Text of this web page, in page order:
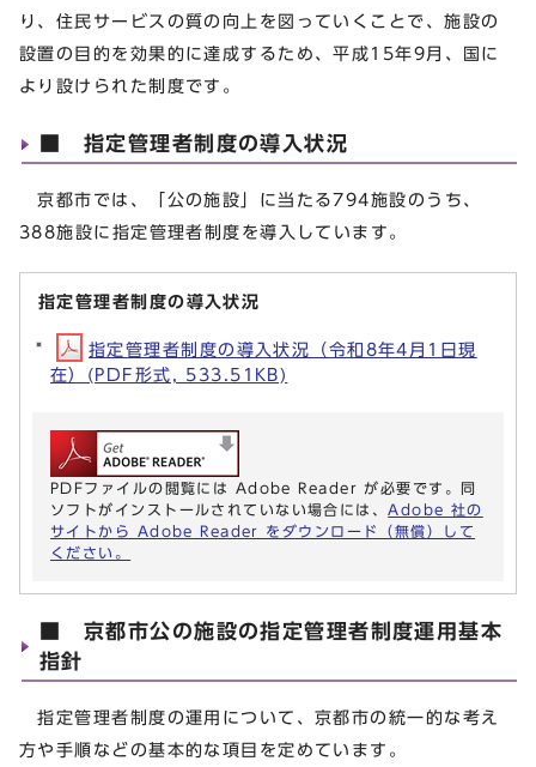
り、住民サービスの質の向上を図っていくことで、施設の
設置の目的を効果的に達成するため、平成15年9月、国に
より設けられた制度です。
■ 指定管理者制度の導入状況
京都市では、「公の施設」に当たる794施設のうち、
388施設に指定管理者制度を導入しています。
指定管理者制度の導入状況
指定管理者制度の導入状況（令和8年4月1日現
在）(PDF形式, 533.51KB)
PDFファイルの閲覧には Adobe Reader が必要です。同
ソフトがインストールされていない場合には、 Adobe 社の
サイトから Adobe Reader をダウンロード（無償）して
ください。
■ 京都市公の施設の指定管理者制度運用基本
指針
指定管理者制度の運用について、京都市の統一的な考え
方や手順などの基本的な項目を定めています。